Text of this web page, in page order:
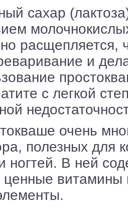
расщепляется,
и
с легкой
полезных для
ногтей. В ней
ценные витамины